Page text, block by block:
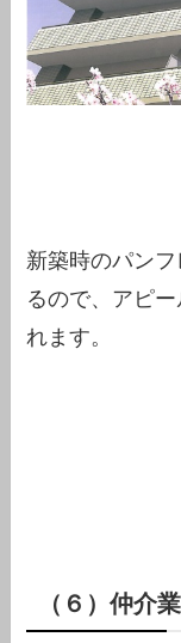
新築時のパン
るので、アピ
れます。
（６）仲介